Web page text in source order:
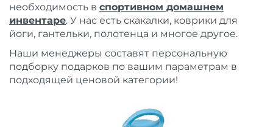
необходимость в спортивном домашнем
инвентаре. У нас есть скакалки, коврики для
йоги, гантельки, полотенца и многое другое.
Наши менеджеры составят персональную
подборку подарков по вашим параметрам в
подходящей ценовой категории!